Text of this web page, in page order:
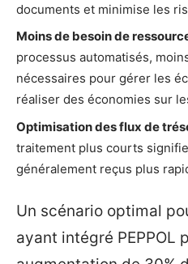
documents et minimise les
Moins de besoin de
processus automatisés,
nécessaires pour gérer les
réaliser des économies sur
Optimisation des flux de
traitement plus courts
généralement reçus plus
Un scénario optimal
ayant intégré PEPPOL